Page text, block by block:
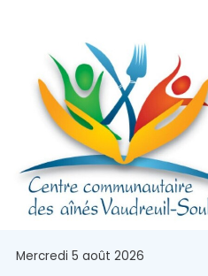
Mercredi 5 août 2026